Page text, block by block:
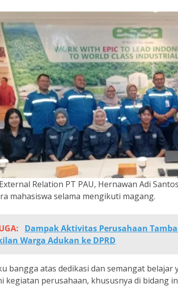
Relation PT PAU, Hernawan Adi
mahasiswa selama mengikuti magang.
Dampak Aktivitas Perusahaan
Warga Adukan ke DPRD
bangga atas dedikasi dan semangat
kegiatan perusahaan, khususnya di bidang